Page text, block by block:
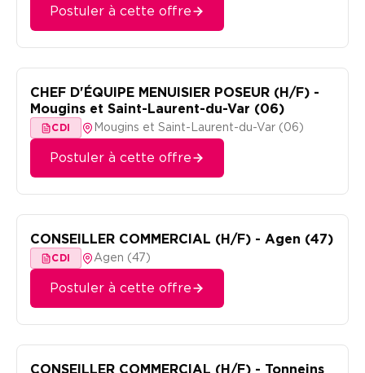
Postuler à cette offre
CHEF D'ÉQUIPE MENUISIER POSEUR (H/F) -
Mougins et Saint-Laurent-du-Var (06)
CDI Mougins et Saint-Laurent-du-Var (06)
Postuler à cette offre
CONSEILLER COMMERCIAL (H/F) - Agen (47)
CDI Agen (47)
Postuler à cette offre
CONSEILLER COMMERCIAL (H/F) - Tonneins